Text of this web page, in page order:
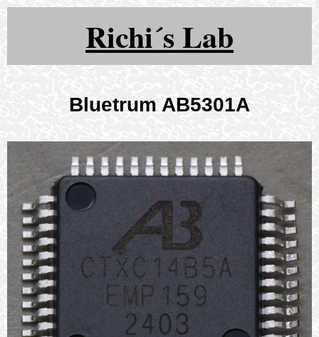
Richi´s Lab
Bluetrum AB5301A